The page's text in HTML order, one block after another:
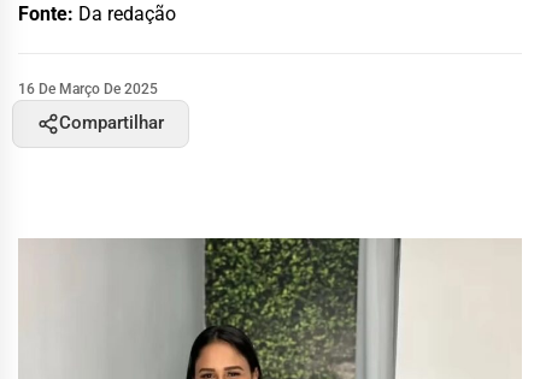
Fonte: Da redação
16 De Março De 2025
Compartilhar